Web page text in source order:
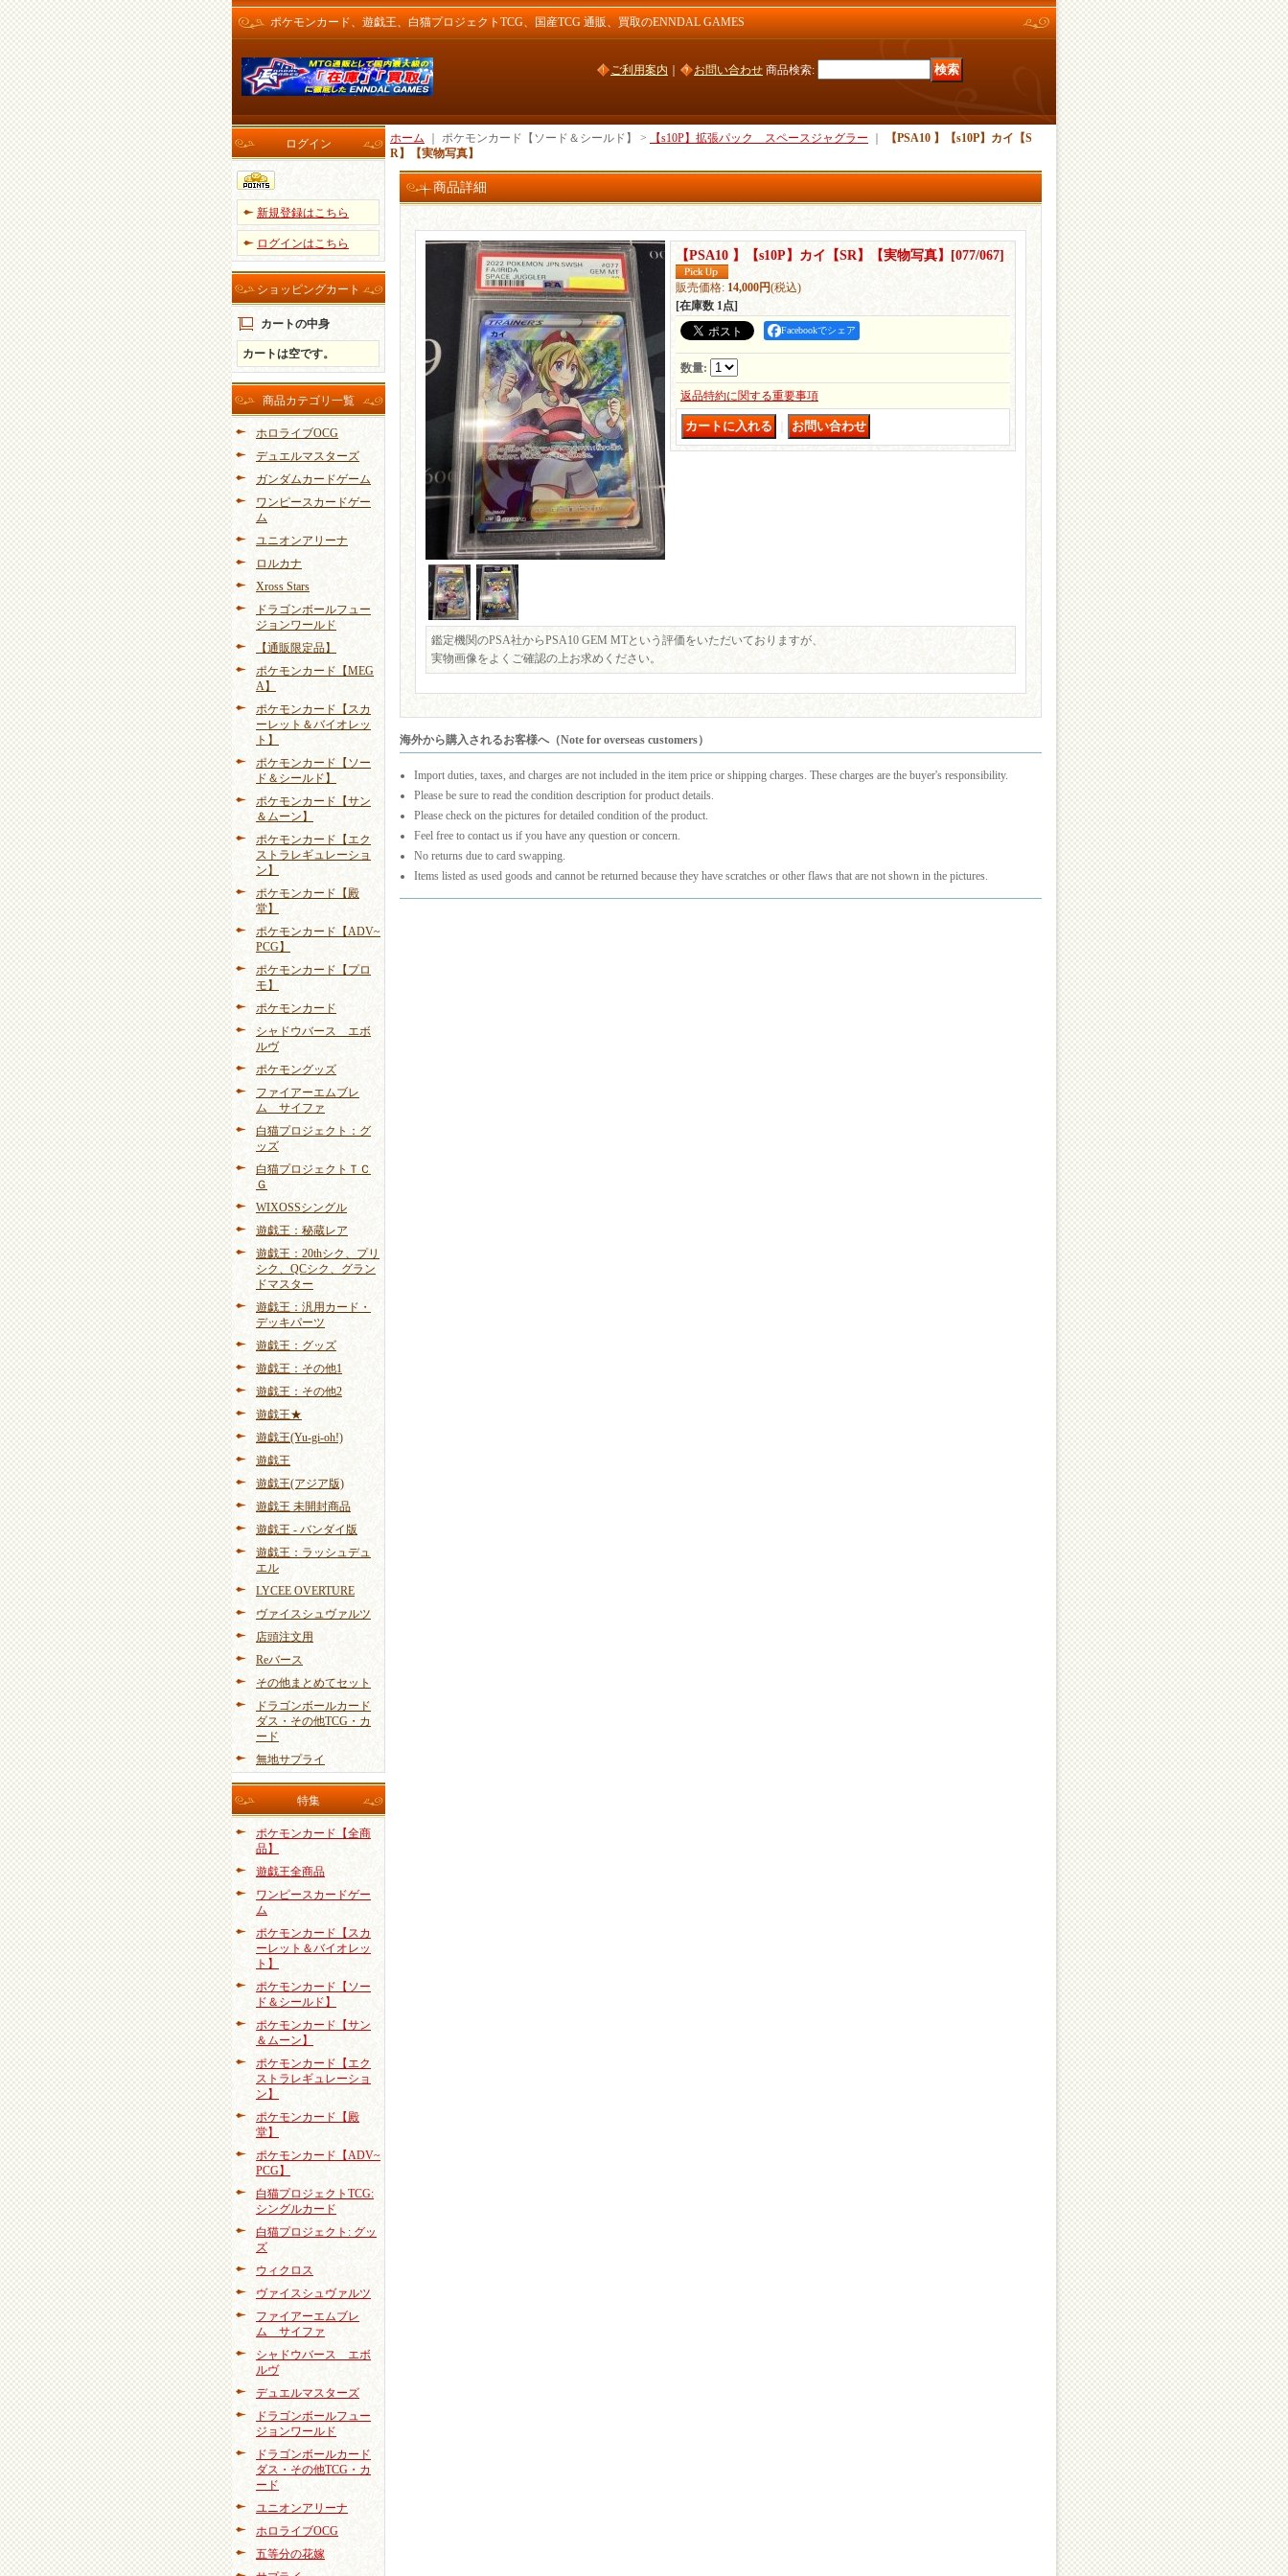
ポケモンカード、遊戯王、白猫プロジェクトTCG、国産TCG 通販、買取のENNDAL GAMES
ご利用案内 お問い合わせ 商品検索:
ログイン
新規登録はこちら
ログインはこちら
ショッピングカート
カートの中身
カートは空です。
商品カテゴリ一覧
ホロライブOCG
デュエルマスターズ
ガンダムカードゲーム
ワンピースカードゲー
ム
ユニオンアリーナ
ロルカナ
Xross Stars
ドラゴンボールフュー
ジョンワールド
【通販限定品】
ポケモンカード【MEG
A】
ポケモンカード【スカ
ーレット＆バイオレッ
ト】
ポケモンカード【ソー
ド＆シールド】
ポケモンカード【サン
＆ムーン】
ポケモンカード【エク
ストラレギュレーショ
ン】
ポケモンカード【殿
堂】
ポケモンカード【ADV~
PCG】
ポケモンカード【プロ
モ】
ポケモンカード
シャドウバース エボ
ルヴ
ポケモングッズ
ファイアーエムブレ
ム サイファ
白猫プロジェクト：グ
ッズ
白猫プロジェクトＴＣ
Ｇ
WIXOSSシングル
遊戯王：秘蔵レア
遊戯王：20thシク、プリ
シク、QCシク、グラン
ドマスター
遊戯王：汎用カード・
デッキパーツ
遊戯王：グッズ
遊戯王：その他1
遊戯王：その他2
遊戯王★
遊戯王(Yu-gi-oh!)
遊戯王
遊戯王(アジア版)
遊戯王 未開封商品
遊戯王 - バンダイ版
遊戯王：ラッシュデュ
エル
LYCEE OVERTURE
ヴァイスシュヴァルツ
店頭注文用
Reバース
その他まとめてセット
ドラゴンボールカード
ダス・その他TCG・カ
ード
無地サプライ
特集
ポケモンカード【全商
品】
遊戯王全商品
ワンピースカードゲー
ム
ポケモンカード【スカ
ーレット＆バイオレッ
ト】
ポケモンカード【ソー
ド＆シールド】
ポケモンカード【サン
＆ムーン】
ポケモンカード【エク
ストラレギュレーショ
ン】
ポケモンカード【殿
堂】
ポケモンカード【ADV~
PCG】
白猫プロジェクトTCG:
シングルカード
白猫プロジェクト: グッ
ズ
ウィクロス
ヴァイスシュヴァルツ
ファイアーエムブレ
ム サイファ
シャドウバース エボ
ルヴ
デュエルマスターズ
ドラゴンボールフュー
ジョンワールド
ドラゴンボールカード
ダス・その他TCG・カ
ード
ユニオンアリーナ
ホロライブOCG
五等分の花嫁
ホーム ｜ ポケモンカード【ソード＆シールド】 > 【s10P】拡張パック スペースジャグラー
【PSA10 】【s10P】カイ【S
R】【実物写真】
商品詳細
【PSA10 】【s10P】カイ【SR】【実物写真】 [077/067]
販売価格: 14,000円(税込)
[在庫数 1点]
Facebookでシェア
数量:
返品特約に関する重要事項
鑑定機関のPSA社からPSA10 GEM MTという評価をいただいておりますが、
実物画像をよくご確認の上お求めください。
海外から購入されるお客様へ（Note for overseas customers）
Import duties, taxes, and charges are not included in the item price or shipping charges. These charges are the buyer's responsibility.
Please be sure to read the condition description for product details.
Please check on the pictures for detailed condition of the product.
Feel free to contact us if you have any question or concern.
No returns due to card swapping.
Items listed as used goods and cannot be returned because they have scratches or other flaws that are not shown in the pictures.